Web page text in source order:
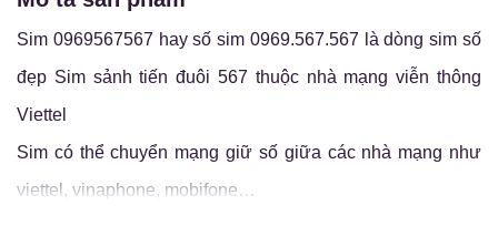
Sim 0969567567 hay số sim 0969.567.567 là dòng sim số
đẹp Sim sảnh tiến đuôi 567 thuộc nhà mạng viễn thông
Viettel
Sim có thể chuyển mạng giữ số giữa các nhà mạng như
viettel, vinaphone, mobifone…